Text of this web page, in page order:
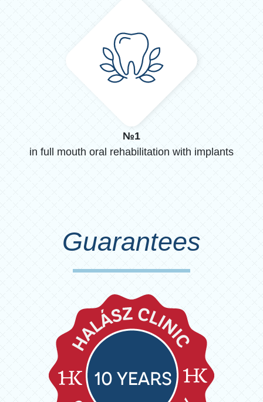
№1
in full mouth oral rehabilitation with implants
Guarantees